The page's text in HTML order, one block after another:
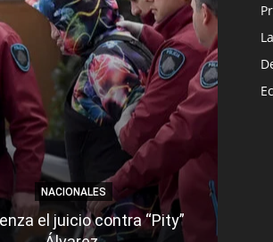
NACIONALES
el juicio contra “Pity”